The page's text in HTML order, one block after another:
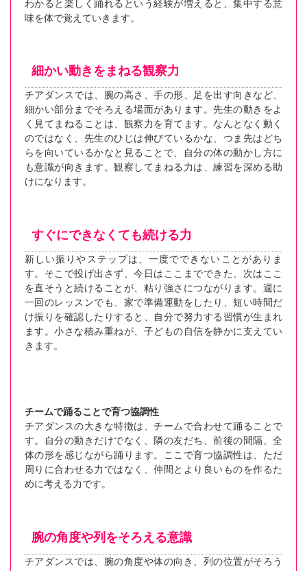
わかると楽しく踊れるという経験が増えると、集中する意
味を体で覚えていきます。
細かい動きをまねる観察力
チアダンスでは、腕の高さ、手の形、足を出す向きなど、
細かい部分までそろえる場面があります。先生の動きをよ
く見てまねることは、観察力を育てます。なんとなく動く
のではなく、先生のひじは伸びているかな、つま先はどち
らを向いているかなと見ることで、自分の体の動かし方に
も意識が向きます。観察してまねる力は、練習を深める助
けになります。
すぐにできなくても続ける力
新しい振りやステップは、一度でできないことがありま
す。そこで投げ出さず、今日はここまでできた、次はここ
を直そうと続けることが、粘り強さにつながります。週に
一回のレッスンでも、家で準備運動をしたり、短い時間だ
け振りを確認したりすると、自分で努力する習慣が生まれ
ます。小さな積み重ねが、子どもの自信を静かに支えてい
きます。
チームで踊ることで育つ協調性
チアダンスの大きな特徴は、チームで合わせて踊ることで
す。自分の動きだけでなく、隣の友だち、前後の間隔、全
体の形を感じながら踊ります。ここで育つ協調性は、ただ
周りに合わせる力ではなく、仲間とより良いものを作るた
めに考える力です。
腕の角度や列をそろえる意識
チアダンスでは、腕の角度や体の向き、列の位置がそろう